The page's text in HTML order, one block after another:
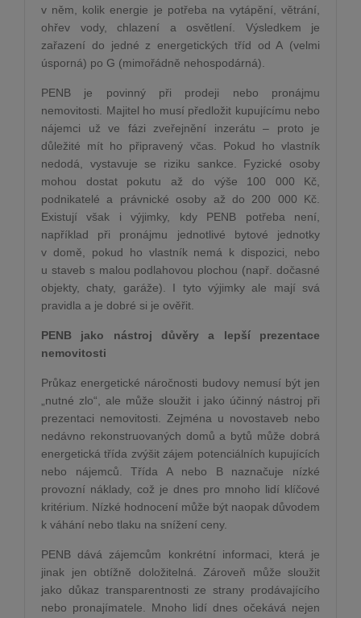
v něm, kolik energie je potřeba na vytápění, větrání,
ohřev vody, chlazení a osvětlení. Výsledkem je
zařazení do jedné z energetických tříd od A (velmi
úsporná) po G (mimořádně nehospodárná).
PENB je povinný při prodeji nebo pronájmu
nemovitosti. Majitel ho musí předložit kupujícímu nebo
nájemci už ve fázi zveřejnění inzerátu – proto je
důležité mít ho připravený včas. Pokud ho vlastník
nedodá, vystavuje se riziku sankce. Fyzické osoby
mohou dostat pokutu až do výše 100 000 Kč,
podnikatelé a právnické osoby až do 200 000 Kč.
Existují však i výjimky, kdy PENB potřeba není,
například při pronájmu jednotlivé bytové jednotky
v domě, pokud ho vlastník nemá k dispozici, nebo
u staveb s malou podlahovou plochou (např. dočasné
objekty, chaty, garáže). I tyto výjimky ale mají svá
pravidla a je dobré si je ověřit.
PENB jako nástroj důvěry a lepší prezentace
nemovitosti
Průkaz energetické náročnosti budovy nemusí být jen
„nutné zlo“, ale může sloužit i jako účinný nástroj při
prezentaci nemovitosti. Zejména u novostaveb nebo
nedávno rekonstruovaných domů a bytů může dobrá
energetická třída zvýšit zájem potenciálních kupujících
nebo nájemců. Třída A nebo B naznačuje nízké
provozní náklady, což je dnes pro mnoho lidí klíčové
kritérium. Nízké hodnocení může být naopak důvodem
k váhání nebo tlaku na snížení ceny.
PENB dává zájemcům konkrétní informaci, která je
jinak jen obtížně doložitelná. Zároveň může sloužit
jako důkaz transparentnosti ze strany prodávajícího
nebo pronajímatele. Mnoho lidí dnes očekává nejen